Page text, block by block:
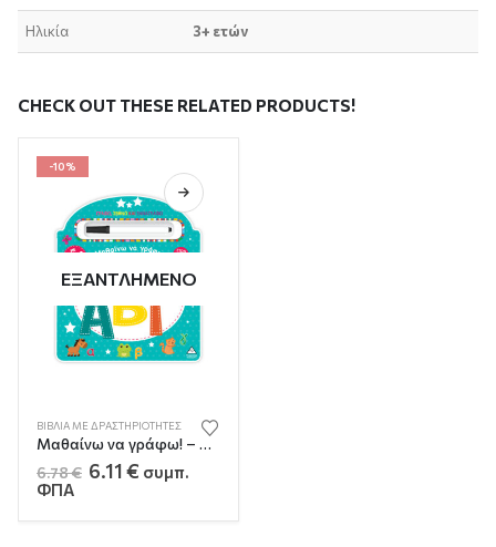
Ηλικία 3+ ετών
CHECK OUT THESE RELATED PRODUCTS!
-10%
ΕΞΑΝΤΛΗΜΈΝΟ
ΒΙΒΛΊΑ ΜΕ ΔΡΑΣΤΗΡΙΌΤΗΤΕΣ
Μαθαίνω να γράφω! – Αλφαβήτα (ΑΒΓ)
6.78€ Original
6.78 €.
6.11 €Η
τρέχουσα
είναι:
συμπ.
ΦΠΑ